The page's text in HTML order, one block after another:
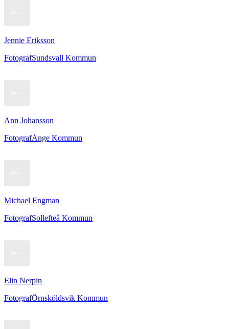
Jennie Eriksson
FotografSundsvall Kommun
Ann Johansson
FotografÅnge Kommun
Michael Engman
FotografSollefteå Kommun
Elin Nerpin
FotografÖrnsköldsvik Kommun